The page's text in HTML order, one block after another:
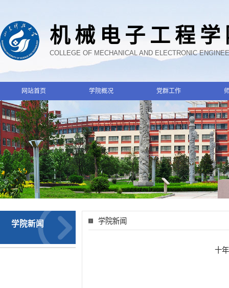
机械电子工程
COLLEGE OF MECHANICAL AND ELECTRONIC
网站首页 学院概况 党群工作
学院新闻 学院新闻
十